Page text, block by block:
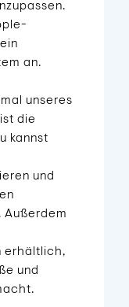
an.
unseres
die
kannst
und
Außerdem
erhältlich,
und